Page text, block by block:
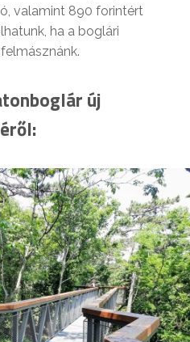
valamint 890 forintért
ha a boglári
új